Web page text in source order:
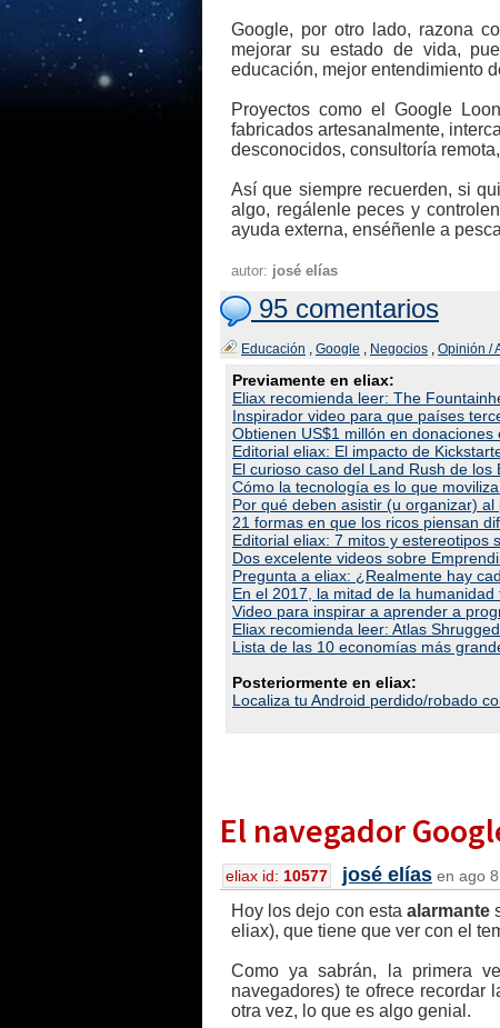
Google, por otro lado, razona
mejorar su estado de vida,
educación, mejor entendimiento
Proyectos como el Google
fabricados artesanalmente,
desconocidos, consultoría
Así que siempre recuerden, si
algo, regálenle peces y
ayuda externa, enséñenle a
autor: josé elías
95 comentarios
Educación , Google , Negocios , Opinión /
Previamente en eliax:
Eliax recomienda leer: The
Inspirador video para que países
Obtienen US$1 millón en
Editorial eliax: El impacto de
El curioso caso del Land Rush de
Cómo la tecnología es lo que
Por qué deben asistir (u organizar)
21 formas en que los ricos piensan
Editorial eliax: 7 mitos y estereotipos
Dos excelente videos sobre
Pregunta a eliax: ¿Realmente hay
En el 2017, la mitad de la
Video para inspirar a aprender a
Eliax recomienda leer: Atlas
Lista de las 10 economías más
Posteriormente en eliax:
Localiza tu Android perdido/robado
El navegador
eliax id: 10577 josé elías en ago
Hoy los dejo con estaalarmante
eliax), que tiene que ver con el
Como ya sabrán, la primera
navegadores) te ofrece
otra vez, lo que es algo genial.